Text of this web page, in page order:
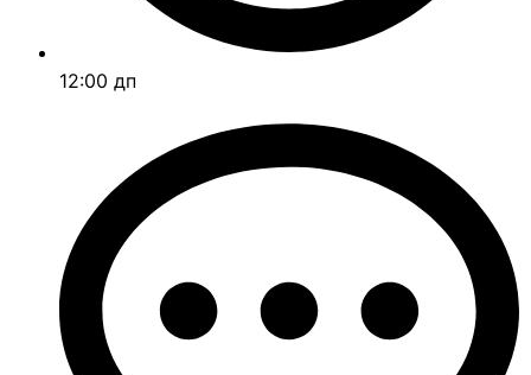
12:00 дп